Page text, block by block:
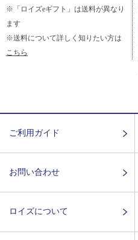
※「ロイズeギフト」は送料が異なり
ます
※送料について詳しく知りたい方は
こちら
ご利用ガイド
お問い合わせ
ロイズについて